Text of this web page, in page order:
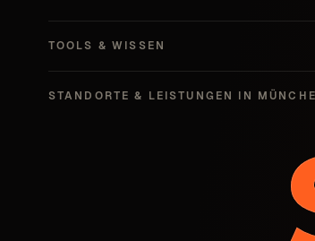
TOOLS & WISSEN
STANDORTE & LEISTUNGEN IN